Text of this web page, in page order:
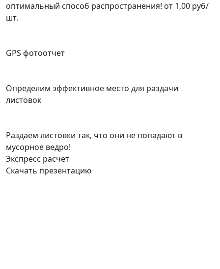
оптимальный способ распространения! от 1,00 руб/
шт.
GPS фотоотчет
Определим эффективное место для раздачи
листовок
Раздаем листовки так, что они не попадают в
мусорное ведро!
Экспресс расчет
Скачать презентацию